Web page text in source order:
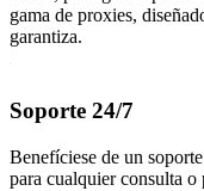
gama de proxies,
garantiza.
Soporte 24/7
Benefíciese de un
para cualquier consulta o